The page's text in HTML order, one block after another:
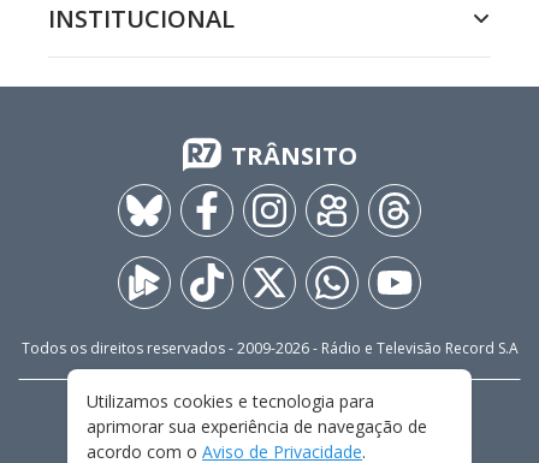
INSTITUCIONAL
TRÂNSITO
Todos os direitos reservados - 2009-2026- Rádio e Televisão Record S.A
FALE CONOSCO
PRIVACIDADE
TERMOS E CONDIÇÕES DE USO
Utilizamos cookies e tecnologia para
aprimorar sua experiência de navegação de
acordo com o Aviso de Privacidade.